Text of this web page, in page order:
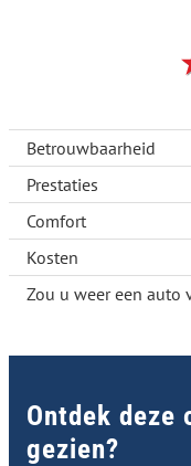
Betrouwbaarheid
Prestaties
Comfort
Kosten
Zou u weer een auto
Ontdek deze
gezien?